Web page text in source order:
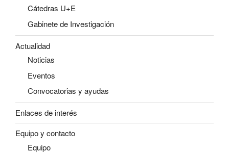
Cátedras U+E
Gabinete de Investigación
Actualidad
Noticias
Eventos
Convocatorias y ayudas
Enlaces de interés
Equipo y contacto
Equipo